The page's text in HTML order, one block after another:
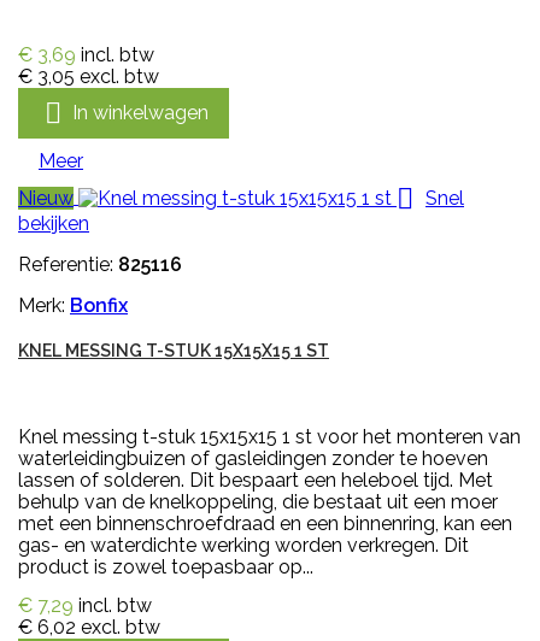
€ 3,69 incl. btw
€ 3,05 excl. btw
 In winkelwagen
Meer
Nieuw

Snel
bekijken
Referentie: 825116
Merk: Bonfix
KNEL MESSING T-STUK 15X15X15 1 ST
Knel messing t-stuk 15x15x15 1 st voor het monteren van
waterleidingbuizen of gasleidingen zonder te hoeven
lassen of solderen. Dit bespaart een heleboel tijd. Met
behulp van de knelkoppeling, die bestaat uit een moer
met een binnenschroefdraad en een binnenring, kan een
gas- en waterdichte werking worden verkregen. Dit
product is zowel toepasbaar op...
€ 7,29 incl. btw
€ 6,02 excl. btw